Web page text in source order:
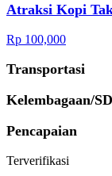
Atraksi Kopi
Rp 100,000
Transportasi
Kelembagaan/
Pencapaian
Terverifikasi